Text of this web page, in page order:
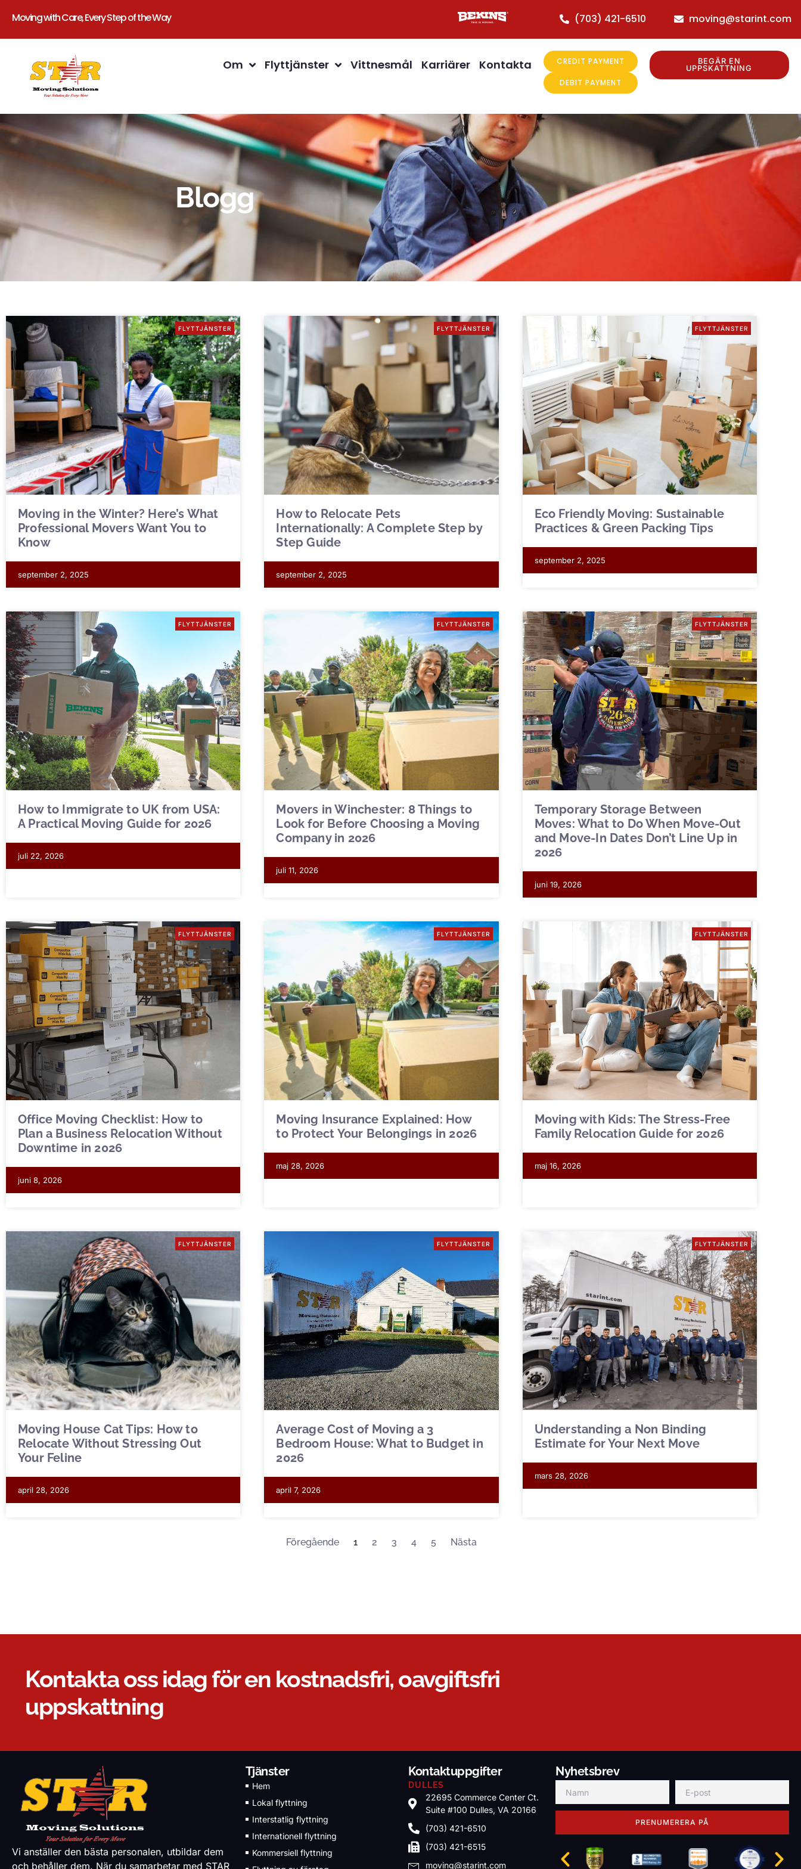
Moving with Care, Every Step of the Way (703) 421-6510 moving@starint.com
Om Flyttjänster Vittnesmål Karriärer Kontakta CREDIT PAYMENT
DEBIT PAYMENT
BEGÄR EN
UPPSKATTNING
Blogg
FLYTTJÄNSTER
Moving in the Winter? Here’s What
Professional Movers Want You to
Know
september 2, 2025
FLYTTJÄNSTER
How to Relocate Pets
Internationally: A Complete Step by
Step Guide
september 2, 2025
FLYTTJÄNSTER
Eco Friendly Moving: Sustainable
Practices & Green Packing Tips
september 2, 2025
FLYTTJÄNSTER
How to Immigrate to UK from USA:
A Practical Moving Guide for 2026
juli 22, 2026
FLYTTJÄNSTER
Movers in Winchester: 8 Things to
Look for Before Choosing a Moving
Company in 2026
juli 11, 2026
FLYTTJÄNSTER
Temporary Storage Between
Moves: What to Do When Move-Out
and Move-In Dates Don’t Line Up in
2026
juni 19, 2026
FLYTTJÄNSTER
Office Moving Checklist: How to
Plan a Business Relocation Without
Downtime in 2026
juni 8, 2026
FLYTTJÄNSTER
Moving Insurance Explained: How
to Protect Your Belongings in 2026
maj 28, 2026
FLYTTJÄNSTER
Moving with Kids: The Stress-Free
Family Relocation Guide for 2026
maj 16, 2026
FLYTTJÄNSTER
Moving House Cat Tips: How to
Relocate Without Stressing Out
Your Feline
april 28, 2026
FLYTTJÄNSTER
Average Cost of Moving a 3
Bedroom House: What to Budget in
2026
april 7, 2026
FLYTTJÄNSTER
Understanding a Non Binding
Estimate for Your Next Move
mars 28, 2026
Föregående 1 2 3 4 5 Nästa
Kontakta oss idag för en kostnadsfri, oavgiftsfri
uppskattning
Vi anställer den bästa personalen, utbildar dem
och behåller dem. När du samarbetar med STAR
Tjänster
Hem
Lokal flyttning
Interstatlig flyttning
Internationell flyttning
Kommersiell flyttning
Kontaktuppgifter
DULLES
22695 Commerce Center Ct.
Suite #100 Dulles, VA 20166
(703) 421-6510
(703) 421-6515
moving@starint.com
Nyhetsbrev
PRENUMERERA PÅ